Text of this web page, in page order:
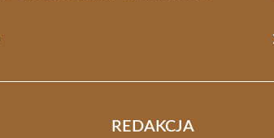
REDAKCJA